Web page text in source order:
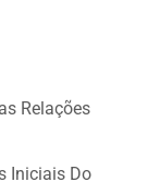
Relações
Iniciais Do